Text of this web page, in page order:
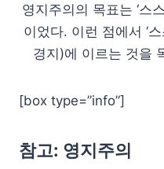
영지주의의 목표는 ‘스
이었다. 이런 점에서 ‘
경지)에 이르는 것을
[box type=”info”]
참고: 영지주의